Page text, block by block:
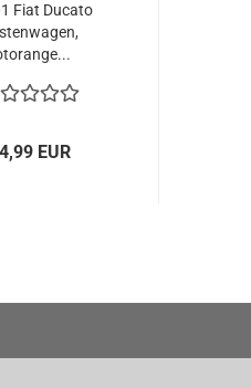
Fiat Ducato
EUR